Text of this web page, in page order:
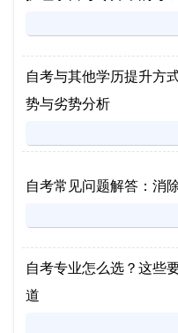
自考与其他学历提升方
势与劣势分析
自考常见问题解答：消
自考专业怎么选？这些
道